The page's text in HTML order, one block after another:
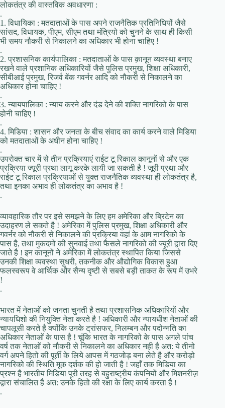
लोकतंत्र की वास्तविक अवधारणा :
.
1. विधायिका : मतदाताओं के पास अपने राजनैतिक प्रतिनिधियों जैसे
सांसद, विधायक, पीएम, सीएम तथा मंत्रियो को चुनने के साथ ही किसी
भी समय नौकरी से निकालने का अधिकार भी होना चाहिए !
.
2. प्रशासनिक कार्यपालिका : मतदाताओं के पास क़ानून व्यवस्था बनाए
रखने वाले प्रशानिक अधिकारियों जैसे पुलिस प्रमुख, शिक्षा अधिकारी,
सीबीआई प्रमुख, रिजर्व बेंक गवर्नर आदि को नौकरी से निकालने का
अधिकार होना चाहिए !
.
3. न्यायपालिका : न्याय करने और दंड देने की शक्ति नागरिको के पास
होनी चाहिए !
.
4. मिडिया : शासन और जनता के बीच संवाद का कार्य करने वाले मिडिया
को मतदाताओं के अधीन होना चाहिए !
.
उपरोक्त चार में से तीन प्रक्रियाएं राईट टू रिकाल कानूनों से और एक
प्रक्रिया ज्यूरी प्रथा लागू करके लायी जा सकती है ! जूरी प्रथा और
राईट टू रिकाल प्रक्रियाओं से युक्त राजनैतिक व्यवस्था ही लोकतंत्र है,
तथा इनका अभाव ही लोकतंत्र का अभाव है !
.
व्यावहारिक तौर पर इसे समझने के लिए हम अमेरिका और ब्रिटेन का
उदाहरण ले सकते है ! अमेरिका में पुलिस प्रमुख, शिक्षा अधिकारी और
गवर्नर को नौकरी से निकालने की प्रक्रिया वहां के आम नागरिको के
पास है, तथा मुकदमो की सुनवाई तथा फैसले नागरिको की ज्यूरी द्वारा दिए
जाते है ! इन कानूनों ने अमेरिका में लोकतंत्र स्थापित किया जिससे
उनकी शिक्षा व्यवस्था सुधरी, तकनीक और औद्योगिक विकास हुआ
फलस्वरूप वे आर्थिक और सैन्य दृष्टी से सबसे बड़ी ताकत के रूप में उभरे
!
.
भारत में नेताओं को जनता चुनती है तथा प्रशासनिक अधिकारियों और
न्यायधिशो की नियुक्ति नेता करते है ! अधिकारी और न्यायधीश नेताओं की
चापलूसी करते है क्योंकि उनके ट्रांसफर, निलम्बन और पदोन्नति का
अधिकार नेताओं के पास है ! चूंकि भारत के नागरिको के पास अगले पांच
वर्ष तक नेताओं को नौकरी से निकालने का अधिकार नही है अत: ये तीनो
वर्ग अपने हितो की पूर्ती के लिये आपस में गठजोड़ बना लेते है और करोड़ो
नागरिको की स्थिति मूक दर्शक की हो जाती है ! जहाँ तक मिडिया का
प्रश्न है भारतीय मिडिया पूरी तरह से बहुराष्ट्रीय कंपनियों और मिशनरीज़
द्वारा संचालित है अत: उनके हितो की रक्षा के लिए कार्य करता है !
.